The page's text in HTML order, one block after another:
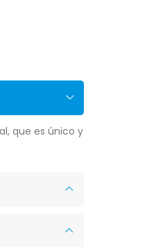
que es único y